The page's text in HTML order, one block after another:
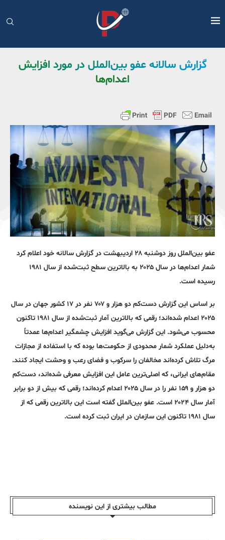
گزارش سالانه عفو بین‌الملل در مورد افزایش
اعدام‌ها
عفو بین‌الملل روز دوشنبه ۲۸ اردیبهشت در گزارش سالانه خود اعلام کرد
شمار اعدام‌ها در سال ۲۰۲۵ به بالاترین سطح ثبت‌شده از سال ۱۹۸۱
رسیده است.
بر اساس این گزارش دست‌کم دو هزار و ۷۰۷ نفر در ۱۷ کشور جهان در سال
۲۰۲۵ اعدام شده‌اند؛ رقمی که بالاترین آمار ثبت‌شده از سال ۱۹۸۱ تاکنون
محسوب می‌شود. این گزارش می‌گوید افزایش چشمگیر اعدام‌ها عمدتاً
به‌دلیل عملکرد شمار محدودی از حکومت‌ها بوده که با استفاده از مجازات
مرگ تلاش کرده‌اند مخالفان را سرکوب و فضای رعب و وحشت ایجاد کنند.
مقام‌های ایرانی، که اصلی‌ترین عامل این افزایش معرفی شده‌اند، دست‌کم
دو هزار و ۱۵۹ نفر را در سال ۲۰۲۵ اعدام کرده‌اند؛ رقمی که بیش از دو برابر
آمار سال ۲۰۲۴ است. عفو بین‌الملل گفته است این بالاترین رقمی که از
سال ۱۹۸۱ تاکنون این سازمان در ایران ثبت کرده است.
مطالب بیشتری از این نویسندە